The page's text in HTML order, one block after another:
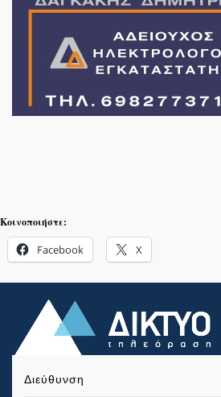
Κοινοποιήστε:
Facebook X
Διεύθυνση